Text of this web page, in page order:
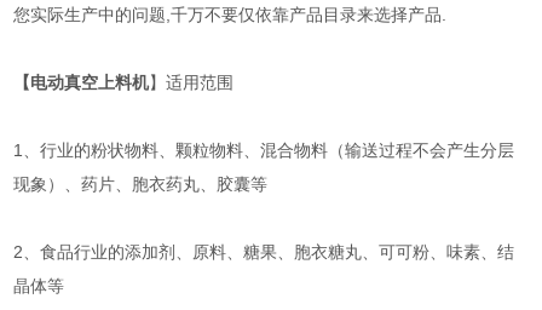
您实际生产中的问题,千万不要仅依靠产品目录来选择产品.
【电动真空上料机】适用范围
1、行业的粉状物料、颗粒物料、混合物料（输送过程不会产生分层
现象）、药片、胞衣药丸、胶囊等
2、食品行业的添加剂、原料、糖果、胞衣糖丸、可可粉、味素、结
晶体等